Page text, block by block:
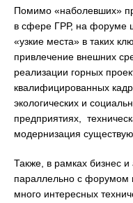
Помимо «наболевших»
в сфере ГРР, на форуме
«узкие места» в таких
привлечение внешних
реализации горных
квалифицированных
экологических и
предприятиях,
модернизация
Также, в рамках бизнес
параллельно с форумом
много интересных